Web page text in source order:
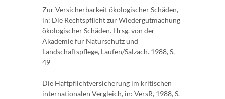
Zur Versicherbarkeit ökologischer Schäden,
in: Die Rechtspflicht zur Wiedergutmachung
ökologischer Schäden. Hrsg. von der
Akademie für Naturschutz und
Landschaftspflege, Laufen/Salzach. 1988, S.
49
Die Haftpflichtversicherung im kritischen
internationalen Vergleich, in: VersR, 1988, S.